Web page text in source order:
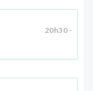
20h30 -